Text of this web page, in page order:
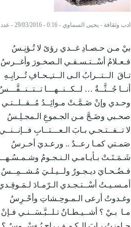
ادب وثقافة - يحيى السماوي - 0:16 - 29/03/2016 - عدد
بيْ مـن حـصـادِ غــدي رؤىً لا تُـؤنِـسُ
فـعـلامُ أسْــتـسـقـي الـصخـورَ
تـاقَ الــتــرابُ الـى الــتـِـحـافِ تُــرابِـهِ
أنــا جُــثَّــةٌ … لــكــنــهـــا
وحـدي وإنْ ضَـمَّـتْ مـوائِــدُ مُــقــلــتـي
صحـبي وضَـجَّ مـن الجـموعِ الـمجـلِـسُ
لا تــفــتـحـي بـابَ الـعـــتــابِ فــإنــنــي
صَمـتي كمـا رعــدٌ .. ورعـديَ أخـرسُ
شَـمَـتَـتْ بـأيـامـي الـنـجـومُ
فـضُـحـايَ ديـجـورٌ ولــيـلـيَ مُـشــمِــسُ
أمـسـيـتُ أسْــتـجـدي الـرّمـادَ
وغـدوتُ أرعى الـمـوحِـشاتِ وأحْـرِسُ
مـا بـيْ ؟ أشــيـطـانٌ تـلــبَّـسَــنـي فـإنْ